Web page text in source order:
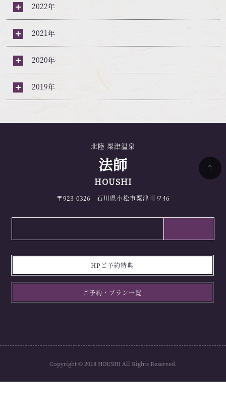
2022年
2021年
2020年
2019年
北陸 粟津温泉
法師
HOUSHI
〒923-0326 石川県小松市粟津町ワ46
HPご予約特典
ご予約・プラン一覧